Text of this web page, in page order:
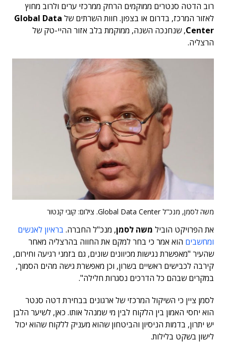
רוב הדטה סנטרים ממוקמים הרחק ממרכזי ערים ולרוב מחוץ
לאזור המרכז, בדרום או בצפון. חוות השרתים של Global Data
Center, שנחנכה השנה, ממוקמת בלב אזור ההיי-טק של
הרצליה.
משה לסמן, מנכ"ל Global Data Center. צילום: קובי קנטור
את הפרויקט הוביל משה לסמן, מנכ"ל החברה. בראיון לאנשים
ומחשבים הוא אמר כי בחר למקם את החווה בהרצליה מאחר
שהעיר "מאפשרת נגישות מכיוונים שונים, גם בזמני רגיעה וחירום,
קירבה לכבישים ראשיים בשרון, וכן מאפשרת גישה מהים הסמוך,
במקרים שבהם כל הדרכים נסגרות חלילה".
לסמן ציין כי השיקול המרכזי של ארגונים בבחירת דטה סנטר
הוא יחסי האמון בין הלקוח לבין מי שמנהל אותו. כאן, לשיער הלבן
יש יתרון, בדמות הניסיון והביטחון שהוא מעניק ללקוח שהוא יכול
לישון בשקט בלילות.